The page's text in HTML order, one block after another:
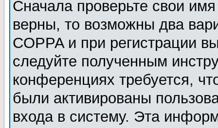
Сначала проверьте свои
верны, то возможны два
COPPA и при регистрации
следуйте полученным
конференциях требуется,
были активированы
входа в систему. Эта